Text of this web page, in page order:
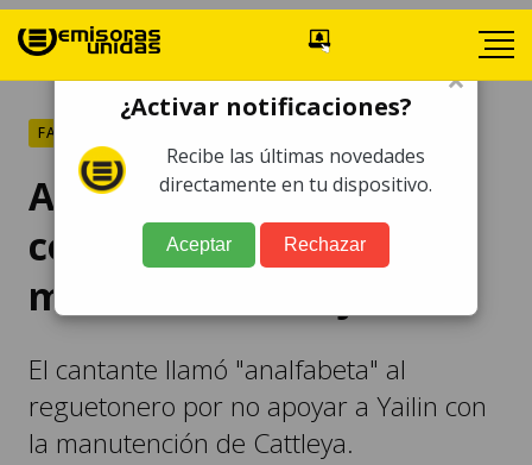
FARÁNDULA
Arcángel arremete
contra Anuel por no
mantener a su hija
El cantante llamó "analfabeta" al
reguetonero por no apoyar a Yailin con
la manutención de Cattleya.
×
¿Activar notificaciones?
Recibe las últimas novedades
directamente en tu dispositivo.
Aceptar Rechazar